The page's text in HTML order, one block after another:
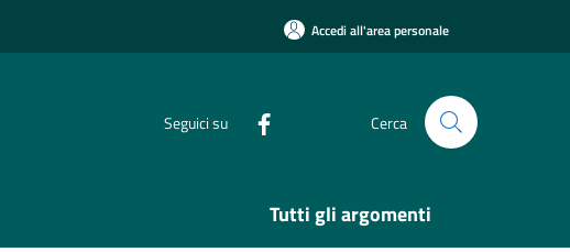
Accedi all'area personale
Seguici su Cerca
Tutti gli argomenti